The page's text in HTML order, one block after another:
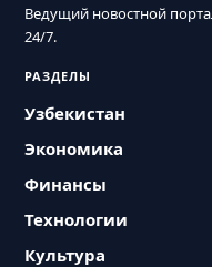
Ведущий новостной
24/7.
РАЗДЕЛЫ
Узбекистан
Экономика
Финансы
Технологии
Культура